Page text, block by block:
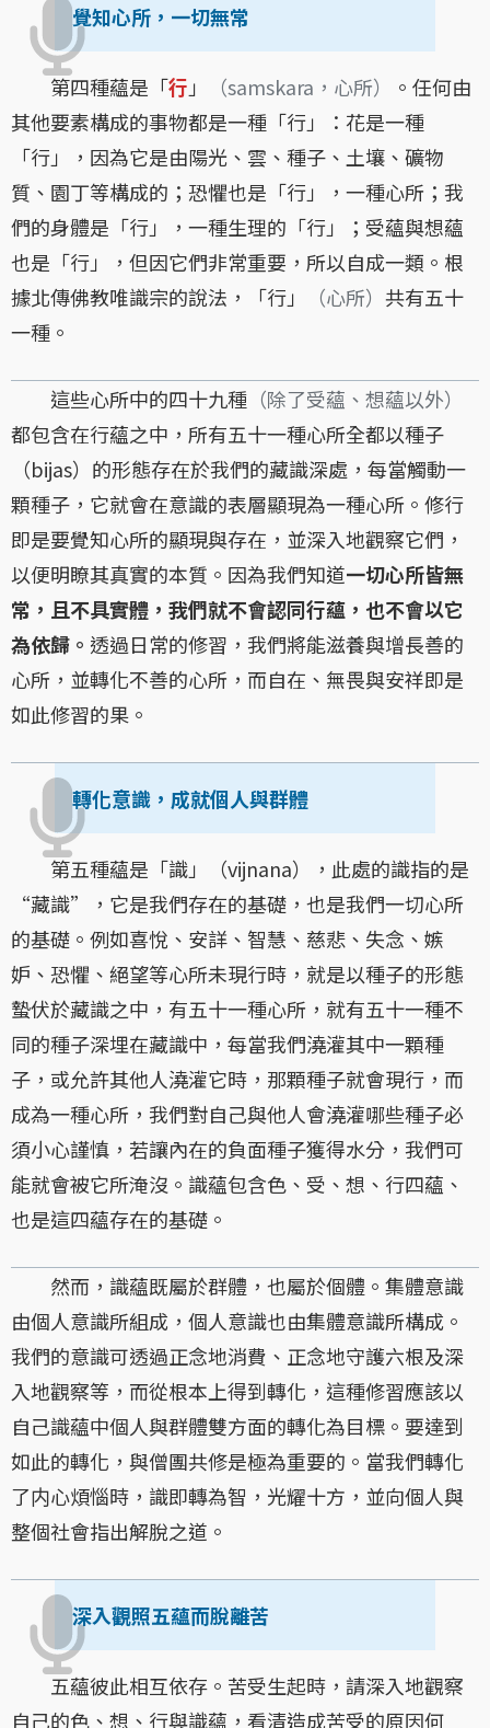
覺知心所，一切無常
第四種蘊是「行 」 （samskara，心所）
。任何由
其他要素構成的事物都是一種「行」：花是一種
「行」，因為它是由陽光、雲、種子、土壤、礦物
質、園丁等構成的；恐懼也是「行」，一種心所；我
們的身體是「行」，一種生理的「行」；受蘊與想蘊
也是「行」，但因它們非常重要，所以自成一類。根
據北傳佛教唯識宗的說法，「行」
（心所） 共有五十
一種。
這些心所中的四十九種 （除了受蘊、想蘊以外）
都包含在行蘊之中，所有五十一種心所全都以種子
（bijas）的形態存在於我們的藏識深處，每當觸動一
顆種子，它就會在意識的表層顯現為一種心所。修行
即是要覺知心所的顯現與存在，並深入地觀察它們，
以便明瞭其真實的本質。因為我們知道一切心所皆無
常，且不具實體，我們就不會認同行蘊，也不會以它
為依歸。 透過日常的修習，我們將能滋養與增長善的
心所，並轉化不善的心所，而自在、無畏與安祥即是
如此修習的果。
轉化意識，成就個人與群體
第五種蘊是「識」（vijnana），此處的識指的是
“藏識”，它是我們存在的基礎，也是我們一切心所
的基礎。例如喜悅、安詳、智慧、慈悲、失念、嫉
妒、恐懼、絕望等心所未現行時，就是以種子的形態
蟄伏於藏識之中，有五十一種心所，就有五十一種不
同的種子深埋在藏識中，每當我們澆灌其中一顆種
子，或允許其他人澆灌它時，那顆種子就會現行，而
成為一種心所，我們對自己與他人會澆灌哪些種子必
須小心謹慎，若讓內在的負面種子獲得水分，我們可
能就會被它所淹沒。識蘊包含色、受、想、行四蘊、
也是這四蘊存在的基礎。
然而，識蘊既屬於群體，也屬於個體。集體意識
由個人意識所組成，個人意識也由集體意識所構成。
我們的意識可透過正念地消費、正念地守護六根及深
入地觀察等，而從根本上得到轉化，這種修習應該以
自己識蘊中個人與群體雙方面的轉化為目標。要達到
如此的轉化，與僧團共修是極為重要的。當我們轉化
了内心煩惱時，識即轉為智，光耀十方，並向個人與
整個社會指出解脫之道。
深入觀照五蘊而脫離苦
五蘊彼此相互依存。苦受生起時，請深入地觀察
自己的色、想、行與識蘊，看清造成苦受的原因何